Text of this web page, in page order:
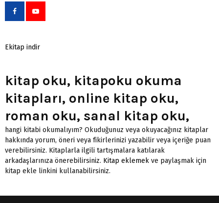
Ekitap indir
kitap oku, kitapoku okuma
kitapları, online kitap oku,
roman oku, sanal kitap oku,
hangi kitabi okumalıyım? Okuduğunuz veya okuyacağınız kitaplar
hakkında yorum, öneri veya fikirlerinizi yazabilir veya içeriğe puan
verebilirsiniz. Kitaplarla ilgili tartışmalara katılarak
arkadaşlarınıza önerebilirsiniz. Kitap eklemek ve paylaşmak için
kitap ekle linkini kullanabilirsiniz.